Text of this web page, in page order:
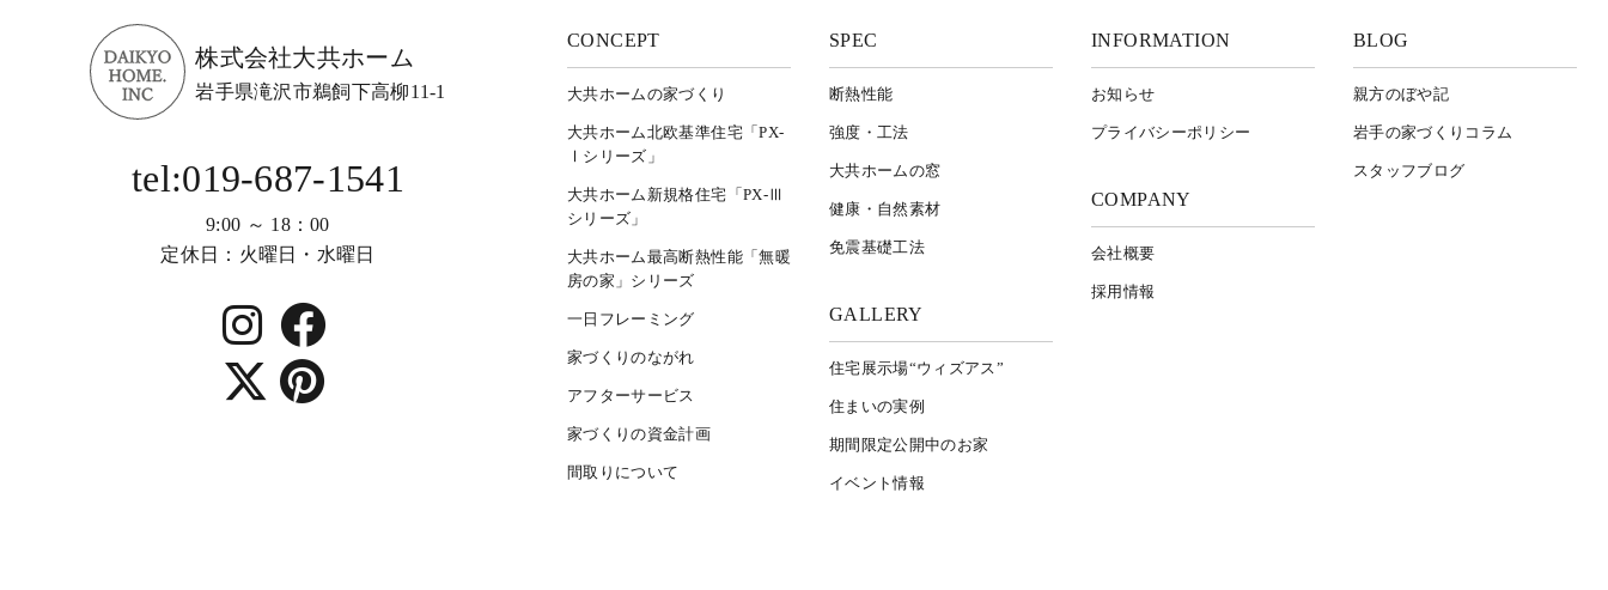
株式会社大共ホーム
岩手県滝沢市鵜飼下高柳11-1
tel:019-687-1541
9:00 ～ 18：00
定休日：火曜日・水曜日
CONCEPT
大共ホームの家づくり
大共ホーム北欧基準住宅「PX-
Ⅰシリーズ」
大共ホーム新規格住宅「PX-Ⅲ
シリーズ」
大共ホーム最高断熱性能「無暖
房の家」シリーズ
一日フレーミング
家づくりのながれ
アフターサービス
家づくりの資金計画
間取りについて
SPEC
断熱性能
強度・工法
大共ホームの窓
健康・自然素材
免震基礎工法
GALLERY
住宅展示場“ウィズアス”
住まいの実例
期間限定公開中のお家
イベント情報
INFORMATION
お知らせ
プライバシーポリシー
COMPANY
会社概要
採用情報
BLOG
親方のぼや記
岩⼿の家づくりコラム
スタッフブログ